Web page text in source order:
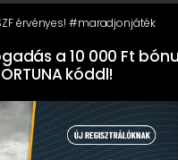
vb-
gyorsan
kell lennie.
a
mikor
és
a nap fő
érvényes! #maradjonjáték
a 10 000 Ft
kóddl!